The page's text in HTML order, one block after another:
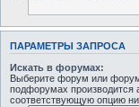
ПАРАМЕТРЫ ЗАПРОСА
Искать в форумах:
Выберите форум или
подфорумах производится
соответствующую опцию